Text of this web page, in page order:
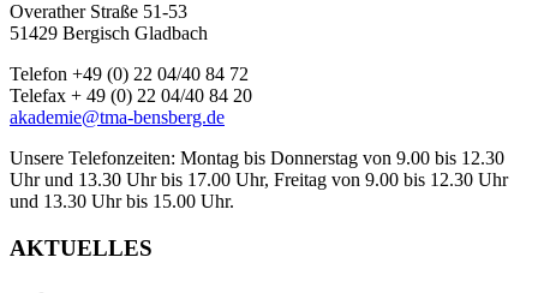
Overather Straße 51-53
51429 Bergisch Gladbach
Telefon +49 (0) 22 04/40 84 72
Telefax + 49 (0) 22 04/40 84 20
akademie@tma-bensberg.de
Unsere Telefonzeiten: Montag bis Donnerstag von 9.00 bis 12.30
Uhr und 13.30 Uhr bis 17.00 Uhr, Freitag von 9.00 bis 12.30 Uhr
und 13.30 Uhr bis 15.00 Uhr.
AKTUELLES